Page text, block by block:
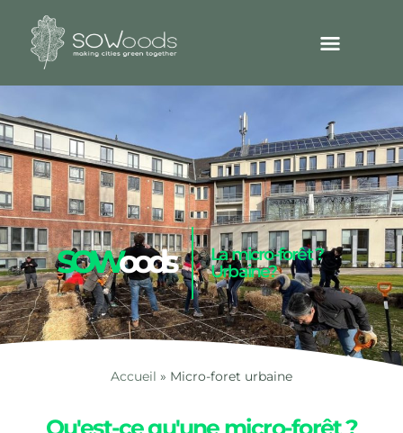
SOWoods
La micro-forêt ?
Urbaine?
Accueil » Micro-foret urbaine
Qu'est-ce qu'une micro-forêt ?